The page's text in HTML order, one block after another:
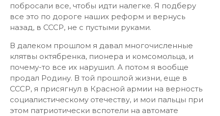
побросали все, чтобы идти налегке. Я подберу
все это по дороге наших реформ и вернусь
назад, в СССР, не с пустыми руками.
В далеком прошлом я давал многочисленные
клятвы октябренка, пионера и комсомольца, и
почему-то все их нарушил. А потом я вообще
продал Родину. В той прошлой жизни, еще в
СССР, я присягнул в Красной армии на верность
социалистическому отечеству, и мои пальцы при
этом патриотически вспотели на автомате